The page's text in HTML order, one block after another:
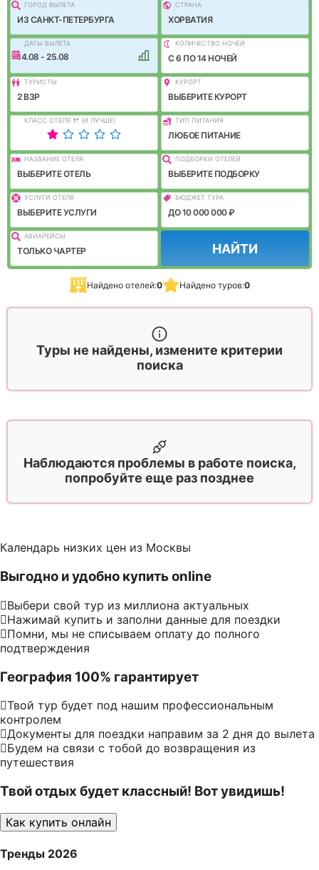
ГОРОД ВЫЛEТА
ИЗ САНКТ-ПЕТЕРБУРГА
СТРАНА
ХОРВАТИЯ
ДАТЫ ВЫЛЕТА
14.08 - 25.08
КОЛИЧЕСТВО НОЧЕЙ
C 6 ПО 14 НОЧЕЙ
ТУРИСТЫ
2 ВЗР
КУРОРТ
ВЫБЕРИТЕ КУРОРТ
КЛАСС ОТЕЛЯ 1* (И ЛУЧШЕ) ТИП ПИТАНИЯ
ЛЮБОЕ ПИТАНИЕ
НАЗВАНИЕ ОТЕЛЯ
ВЫБЕРИТЕ ОТЕЛЬ
ПОДБОРКИ ОТЕЛЕЙ
ВЫБЕРИТЕ ПОДБОРКУ
УСЛУГИ ОТЕЛЯ
ВЫБЕРИТЕ УСЛУГИ
БЮДЖЕТ ТУРА
ДО 10 000 000 ₽
АВИАРЕЙСЫ
ТОЛЬКО ЧАРТЕР НАЙТИ
Найдено отелей:0 Найдено туров:0
Туры не найдены, измените критерии
поиска
Наблюдаются проблемы в работе поиска,
попробуйте еще раз позднее
Календарь низких цен из Москвы
Выгодно и удобно купить online
Выбери свой тур из миллиона актуальных
Нажимай купить и заполни данные для поездки
Помни, мы не списываем оплату до полного
подтверждения
География 100% гарантирует
Твой тур будет под нашим профессиональным
контролем
Документы для поездки направим за 2 дня до вылета
Будем на связи с тобой до возвращения из
путешествия
Твой отдых будет классный! Вот увидишь!
Как купить онлайн
Тренды 2026